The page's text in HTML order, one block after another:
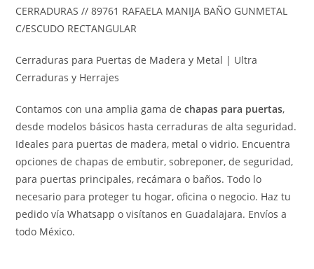
CERRADURAS // 89761 RAFAELA MANIJA BAÑO GUNMETAL
C/ESCUDO RECTANGULAR
Cerraduras para Puertas de Madera y Metal | Ultra
Cerraduras y Herrajes
Contamos con una amplia gama dechapas para puertas,
desde modelos básicos hasta cerraduras de alta seguridad.
Ideales para puertas de madera, metal o vidrio. Encuentra
opciones de chapas de embutir, sobreponer, de seguridad,
para puertas principales, recámara o baños. Todo lo
necesario para proteger tu hogar, oficina o negocio. Haz tu
pedido vía Whatsapp o visítanos en Guadalajara. Envíos a
todo México.